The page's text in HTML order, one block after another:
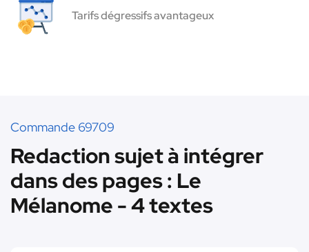
Tarifs dégressifs avantageux
Commande 69709
Redaction sujet à intégrer
dans des pages : Le
Mélanome - 4 textes